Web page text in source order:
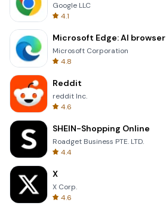
Google LLC
4.1
Microsoft Edge: AI browser
Microsoft Corporation
4.8
Reddit
reddit Inc.
4.6
SHEIN-Shopping Online
Roadget Business PTE. LTD.
4.4
X
X Corp.
4.6